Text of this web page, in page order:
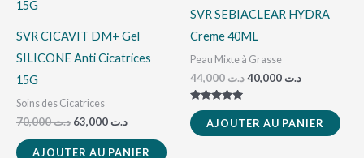
SVR CICAVIT DM+ Gel
SILICONE Anti Cicatrices
15G
Soins des Cicatrices
د.ت70,000 د.ت
AJOUTER AU PANIER
SVR SEBIACLEAR HYDRA
Creme 40ML
Peau Mixte à Grasse
د.ت44,000
د.ت 44,000.
د.ت
Note
5.00
sur 5AJOUTER AU PANIER